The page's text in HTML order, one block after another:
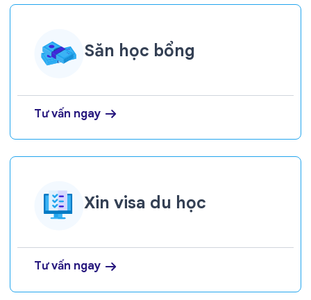
Săn học bổng
Tư vấn ngay
Xin visa du học
Tư vấn ngay